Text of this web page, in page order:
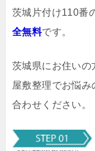
茨城片付け110番
全無料です。
茨城県にお住いの
屋敷整理でお悩
合わせください。